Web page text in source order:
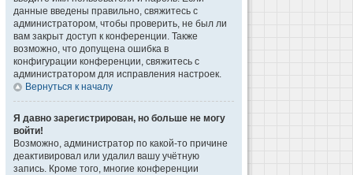
данные введены правильно, свяжитесь с
администратором, чтобы проверить, не был ли
вам закрыт доступ к конференции. Также
возможно, что допущена ошибка в
конфигурации конференции, свяжитесь с
администратором для исправления настроек.
Вернуться к началу
Я давно зарегистрирован, но больше не могу
войти!
Возможно, администратор по какой-то причине
деактивировал или удалил вашу учётную
запись. Кроме того, многие конференции